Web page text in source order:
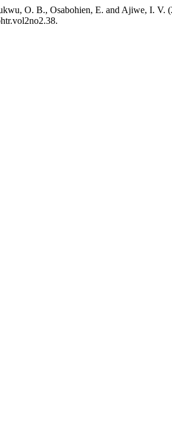
O. B., Osabohien, E. and Ajiwe, I. V.